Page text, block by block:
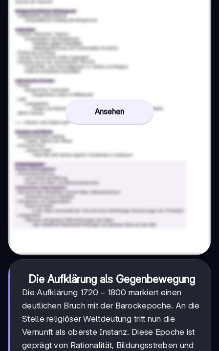
Ansehen
Die Aufklärung als Gegenbewegung
Die Aufklärung 1720-
1800
1720 − 1800 markiert einen
deutlichen Bruch mit der Barockepoche. An die
Stelle religiöser Weltdeutung tritt nun die
Vernunft als oberste Instanz. Diese Epoche ist
geprägt von Rationalität, Bildungsstreben und